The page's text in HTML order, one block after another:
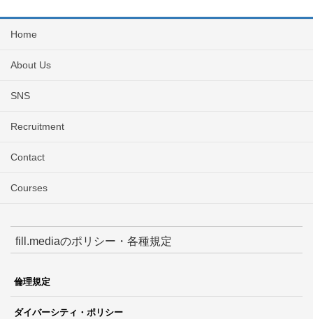
Home
About Us
SNS
Recruitment
Contact
Courses
fill.mediaのポリシー・各種規定
倫理規定
ダイバーシティ・ポリシー